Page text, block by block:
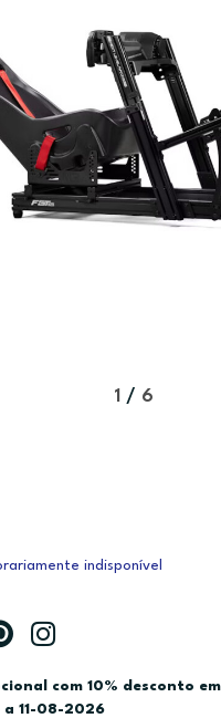
1 / 6
indisponível
com 10% desconto
11-08-2026